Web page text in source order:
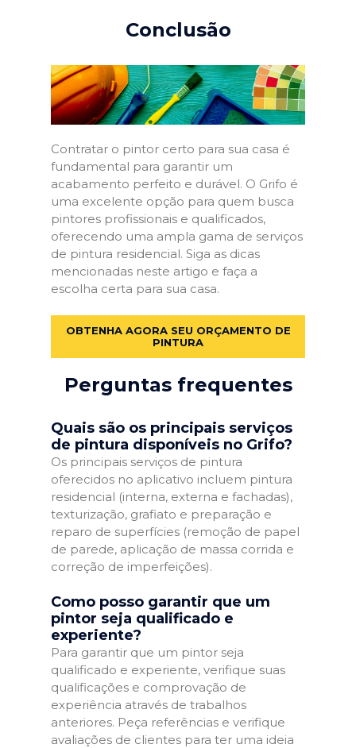
Conclusão
Contratar o pintor certo para sua casa é
fundamental para garantir um
acabamento perfeito e durável. O Grifo é
uma excelente opção para quem busca
pintores profissionais e qualificados,
oferecendo uma ampla gama de serviços
de pintura residencial. Siga as dicas
mencionadas neste artigo e faça a
escolha certa para sua casa.
OBTENHA AGORA SEU ORÇAMENTO DE
PINTURA
Perguntas frequentes
Quais são os principais serviços
de pintura disponíveis no Grifo?
Os principais serviços de pintura
oferecidos no aplicativo incluem pintura
residencial (interna, externa e fachadas),
texturização, grafiato e preparação e
reparo de superfícies (remoção de papel
de parede, aplicação de massa corrida e
correção de imperfeições).
Como posso garantir que um
pintor seja qualificado e
experiente?
Para garantir que um pintor seja
qualificado e experiente, verifique suas
qualificações e comprovação de
experiência através de trabalhos
anteriores. Peça referências e verifique
avaliações de clientes para ter uma ideia